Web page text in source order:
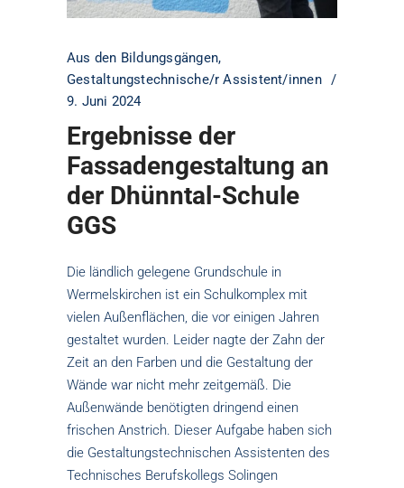
Aus den Bildungsgängen,
Gestaltungstechnische/r Assistent/innen
9. Juni 2024
Ergebnisse der
Fassadengestaltung an
der Dhünntal-Schule
GGS
Die ländlich gelegene Grundschule in
Wermelskirchen ist ein Schulkomplex mit
vielen Außenflächen, die vor einigen Jahren
gestaltet wurden. Leider nagte der Zahn der
Zeit an den Farben und die Gestaltung der
Wände war nicht mehr zeitgemäß. Die
Außenwände benötigten dringend einen
frischen Anstrich. Dieser Aufgabe haben sich
die Gestaltungstechnischen Assistenten des
Technisches Berufskollegs Solingen